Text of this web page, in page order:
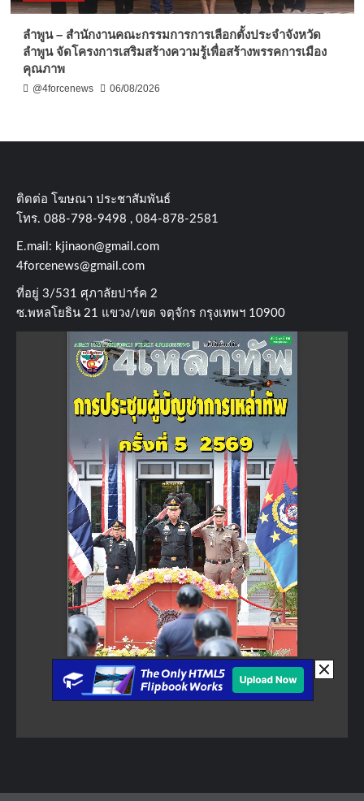
ลำพูน – สำนักงานคณะกรรมการการเลือกตั้งประจำจังหวัด
ลำพูน จัดโครงการเสริมสร้างความรู้เพื่อสร้างพรรคการเมือง
คุณภาพ
@4forcenews 06/08/2026
ติดต่อ​ โฆษณา​ ประชาสัมพันธ์
โทร​. 088-798-9498 , 084-878-2581
E.mail: kjinaon@gmail.com
4forcenews@gmail.com
ที่อยู่​ 3/531​ ศุภาลัยปาร์ค​ 2
ซ.พหลโยธิน​ 21​ แขวง/เขต​ จตุจักร​ กรุงเทพฯ 10900